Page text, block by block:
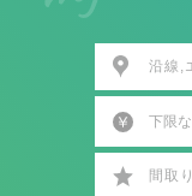
沿線,
間取